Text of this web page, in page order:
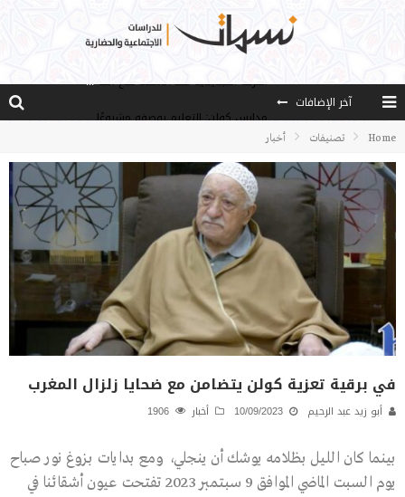
آخر الإضافات
هذا النهج نهج أصيل
الخدمة ..من فقه الأزمة إلى فقه العمل
مصادر العلم وسببه
النـزعة التجديدية عند الأستاذ فتح الله كولن
Home تصنيفات أخبار
في برقية تعزية كولن يتضامن مع ضحايا زلزال المغرب
أبو زيد عبد الرحيم 10/09/2023 أخبار
بينما كان الليل بظلامه يوشك أن ينجلي، ومع بدايات بزوغ نور صباح
يوم السبت الماضي الموافق 9 سبتمبر 2023 تفتحت عيون أشقائنا في